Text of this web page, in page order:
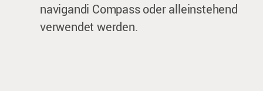
navigandi Compass oder alleinstehend
verwendet werden.